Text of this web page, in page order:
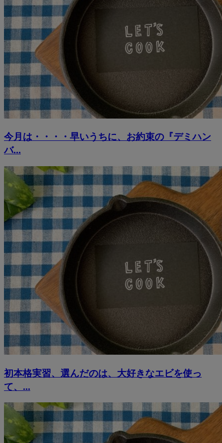
今月は・・・・早いうちに、お約束の『デミハン
バ...
初本格実習、選んだのは、大好きなエビを使っ
て、...